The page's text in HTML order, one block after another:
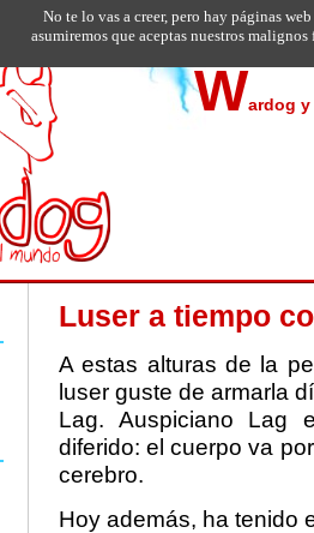
Wardog
Luser a tiempo
A estas alturas de la
luser guste de armarla
Lag. Auspiciano Lag
diferido: el cuerpo va
cerebro.
Hoy además, ha tenido
No te lo vas a creer, pero hay páginas
asumiremos que aceptas nuestros